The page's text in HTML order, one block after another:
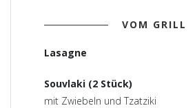
VOM GRILL
Lasagne
Souvlaki (2 Stück)
mit Zwiebeln und Tzatziki